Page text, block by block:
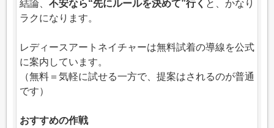
結論、 不安なら“先にルールを決めて”行く と、かなり
ラクになります。
レディースアートネイチャーは無料試着の導線を公式
に案内しています。
（無料＝気軽に試せる一方で、提案はされるのが普通
です）
おすすめの作戦